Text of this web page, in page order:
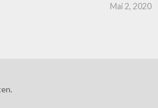
Mai 2, 2020